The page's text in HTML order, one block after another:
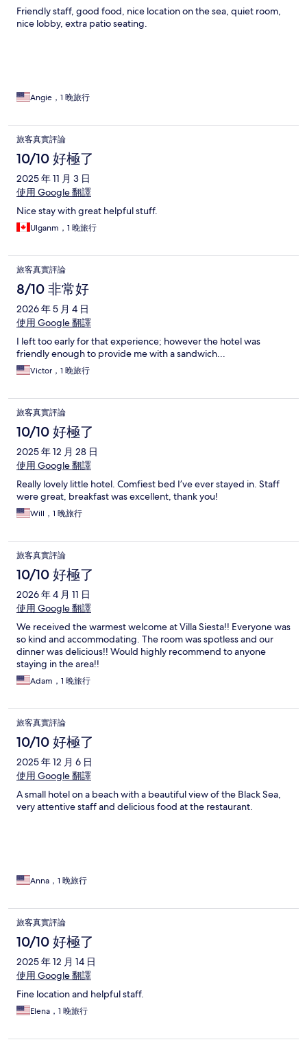
Friendly staff, good food, nice location on the sea, quiet room,
nice lobby, extra patio seating.
Angie，1 晚旅行
旅客真實評論
10/10 好極了
2025 年 11 月 3 日
使用 Google 翻譯
Nice stay with great helpful stuff.
Ulganm，1 晚旅行
旅客真實評論
8/10 非常好
2026 年 5 月 4 日
使用 Google 翻譯
I left too early for that experience; however the hotel was
friendly enough to provide me with a sandwich...
Victor，1 晚旅行
旅客真實評論
10/10 好極了
2025 年 12 月 28 日
使用 Google 翻譯
Really lovely little hotel. Comfiest bed I’ve ever stayed in. Staff
were great, breakfast was excellent, thank you!
Will，1 晚旅行
旅客真實評論
10/10 好極了
2026 年 4 月 11 日
使用 Google 翻譯
We received the warmest welcome at Villa Siesta!! Everyone was
so kind and accommodating. The room was spotless and our
dinner was delicious!! Would highly recommend to anyone
staying in the area!!
Adam，1 晚旅行
旅客真實評論
10/10 好極了
2025 年 12 月 6 日
使用 Google 翻譯
A small hotel on a beach with a beautiful view of the Black Sea,
very attentive staff and delicious food at the restaurant.
Anna，1 晚旅行
旅客真實評論
10/10 好極了
2025 年 12 月 14 日
使用 Google 翻譯
Fine location and helpful staff.
Elena，1 晚旅行